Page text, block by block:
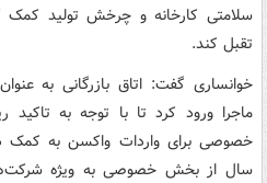
سلامتی کارخانه و چرخش تولید کمک
تقبل کند.
خوانساری گفت: اتاق بازرگانی به
ماجرا ورود کرد تا با توجه به
خصوصی برای واردات واکسن به کمک
سال از بخش خصوصی به ویژه